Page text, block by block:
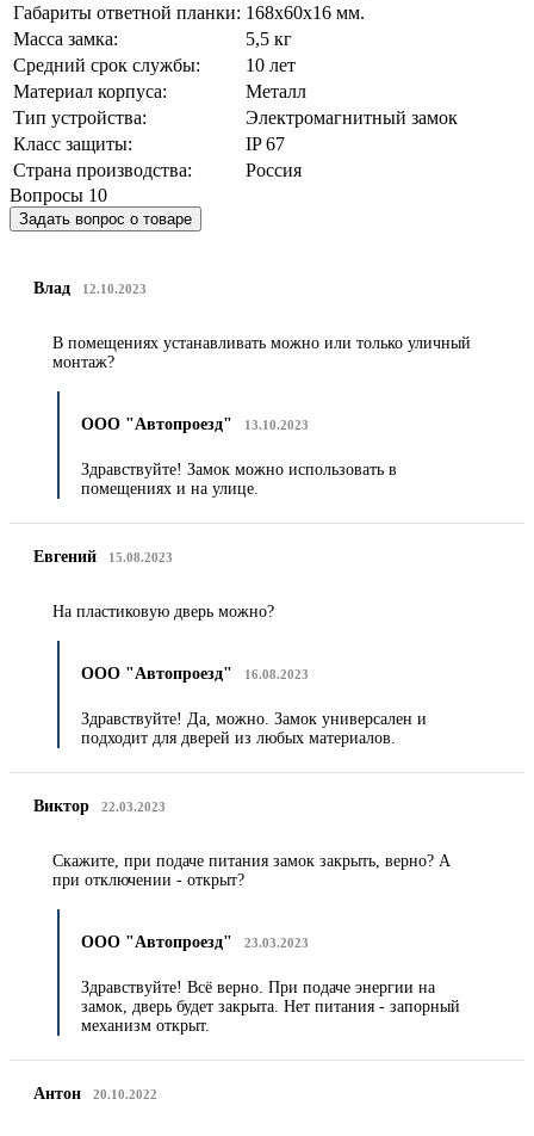
Габариты ответной планки: 168х60х16 мм.
Масса замка:
5,5 кг
Средний срок службы:
10 лет
Материал корпуса:
Металл
Тип устройства:
Электромагнитный замок
Класс защиты:
IP 67
Страна производства:
Россия
Вопросы 10
Задать вопрос о товаре
Влад 12.10.2023
В помещениях устанавливать можно или только уличный
монтаж?
ООО "Автопроезд" 13.10.2023
Здравствуйте! Замок можно использовать в
помещениях и на улице.
Евгений 15.08.2023
На пластиковую дверь можно?
ООО "Автопроезд" 16.08.2023
Здравствуйте! Да, можно. Замок универсален и
подходит для дверей из любых материалов.
Виктор 22.03.2023
Скажите, при подаче питания замок закрыть, верно? А
при отключении - открыт?
ООО "Автопроезд" 23.03.2023
Здравствуйте! Всё верно. При подаче энергии на
замок, дверь будет закрыта. Нет питания - запорный
механизм открыт.
Антон 20.10.2022